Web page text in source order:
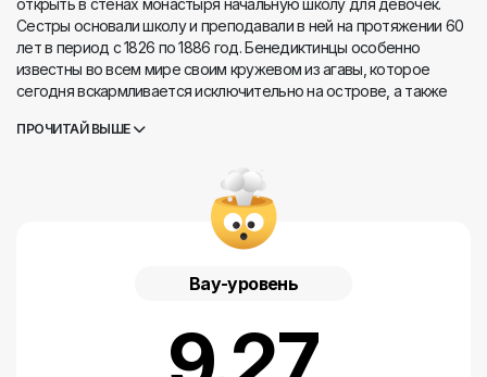
открыть в стенах монастыря начальную школу для девочек.
Сестры основали школу и преподавали в ней на протяжении 60
лет в период с 1826 по 1886 год. Бенедиктинцы особенно
известны во всем мире своим кружевом из агавы, которое
сегодня вскармливается исключительно на острове, а также
поколения в поколение. Кружево из агавы включено в список
вы найдете впечатляющую коллекцию ценных картин, одна из
самых старых, "Поклонение волхвов", датируется XV веком. В
коллекции есть деревянные скульптуры, серебряная посуда,
работы из шелковых одеяний и различные памятные вещи. О
ПРОЧИТАЙ ВЫШЕ
Вау-уровень